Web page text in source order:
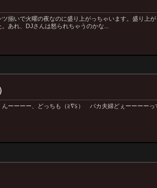
揃いで火曜の夜なのに盛り上がっちゃいます。盛り
あれ、DJさんは怒られちゃうのかな...
ーーーー、どっちも（≧∇≦） バカ夫婦どぇーーーーっ